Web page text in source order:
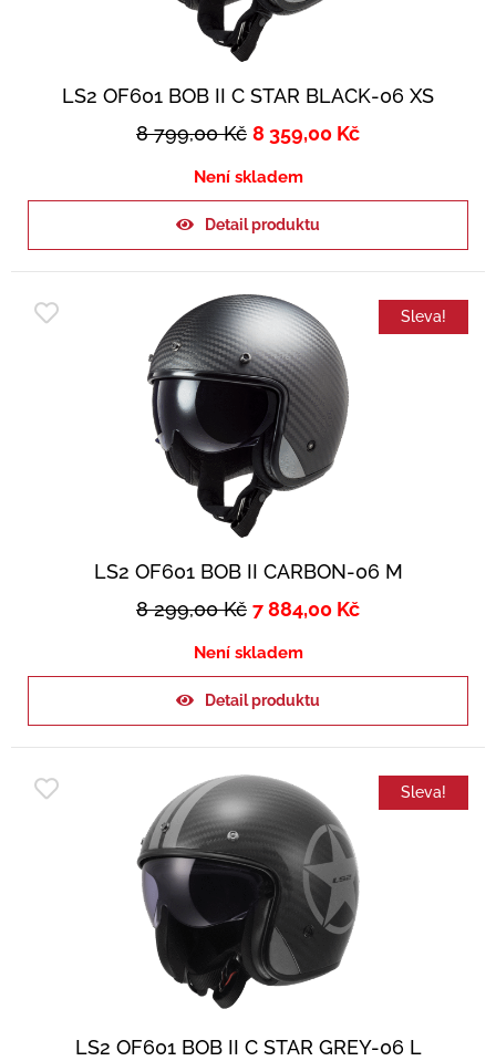
LS2 OF601 BOB II C STAR BLACK-06 XS
8 799,00Kč 8 359,00 Kč
Není skladem
Detail produktu
Sleva!
LS2 OF601 BOB II CARBON-06 M
8 299,00Kč 7 884,00 Kč
Není skladem
Detail produktu
Sleva!
LS2 OF601 BOB II C STAR GREY-06 L